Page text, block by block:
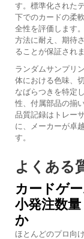
す。標準化された
下でのカードの柔
全性を評価します
方法に耐え、期待
ることが保証されま
ランダムサンプリ
体における色味、
なばらつきを特定
性、付属部品の揃
品質記録はトレー
に、メーカーが卓
す。
よくある
カードゲ
小発注数
か
ほとんどのプロ向